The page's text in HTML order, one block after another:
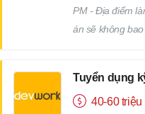
PM - Địa điểm
án sẽ không
Tuyển dụng
40-60 triệu